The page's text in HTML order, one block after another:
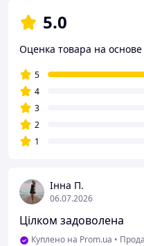
Інна П.
06.07.2026
Цілком задоволена
Куплено на Prom.ua •
5.0
Оценка товара на
5
4
3
2
1